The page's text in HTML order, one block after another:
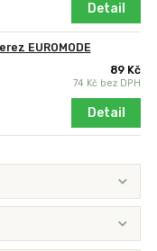
Detail
EUROMODE
89 Kč
74 Kč bez DPH
Detail